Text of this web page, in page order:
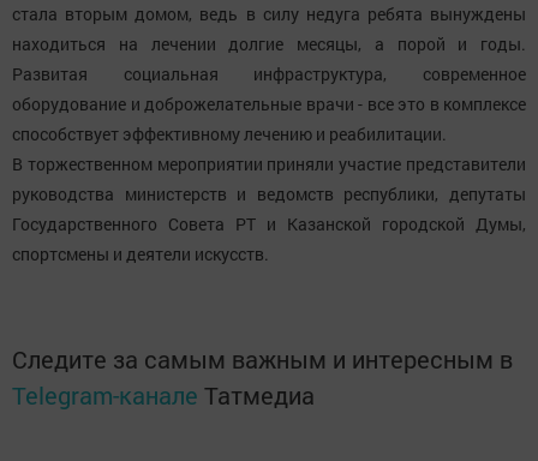
стала вторым домом, ведь в силу недуга ребята вынуждены
находиться на лечении долгие месяцы, а порой и годы.
Развитая социальная инфраструктура, современное
оборудование и доброжелательные врачи - все это в комплексе
способствует эффективному лечению и реабилитации.
В торжественном мероприятии приняли участие представители
руководства министерств и ведомств республики, депутаты
Государственного Совета РТ и Казанской городской Думы,
спортсмены и деятели искусств.
Следите за самым важным и интересным в
Telegram-канале Татмедиа